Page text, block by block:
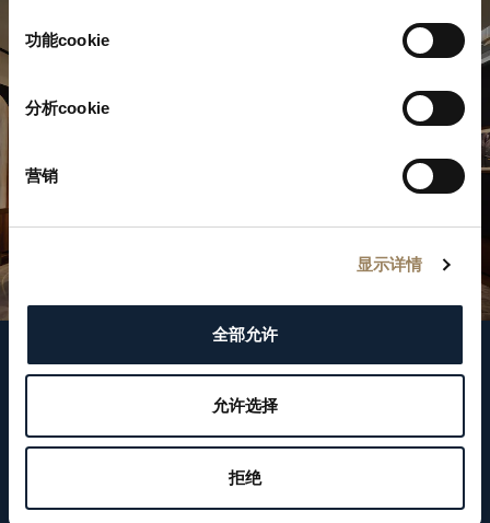
功能cookie
分析cookie
营销
显示详情
全部允许
允许选择
拒绝
关注我们
WeChat ID
Breguet_China